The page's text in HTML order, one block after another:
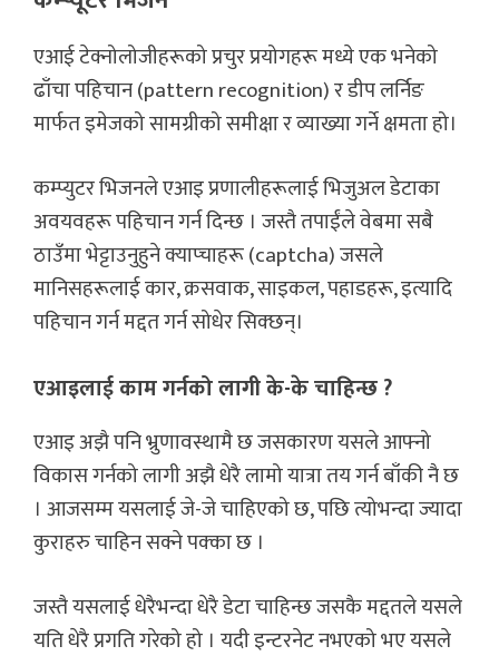
एआई टेक्नोलोजीहरूको प्रचुर प्रयोगहरू मध्ये एक भनेको
ढाँचा पहिचान (pattern recognition) र डीप लर्निङ
मार्फत इमेजको सामग्रीको समीक्षा र व्याख्या गर्ने क्षमता हो।
कम्प्युटर भिजनले एआइ प्रणालीहरूलाई भिजुअल डेटाका
अवयवहरू पहिचान गर्न दिन्छ । जस्तै तपाईंले वेबमा सबै
ठाउँमा भेट्टाउनुहुने क्याप्चाहरू (captcha) जसले
मानिसहरूलाई कार, क्रसवाक, साइकल, पहाडहरू, इत्यादि
पहिचान गर्न मद्दत गर्न सोधेर सिक्छन्।
एआइलाई काम गर्नको लागी के-के चाहिन्छ ?
एआइ अझै पनि भ्रुणावस्थामै छ जसकारण यसले आफ्नो
विकास गर्नको लागी अझै धेरै लामो यात्रा तय गर्न बाँकी नै छ
। आजसम्म यसलाई जे-जे चाहिएको छ, पछि त्योभन्दा ज्यादा
कुराहरु चाहिन सक्ने पक्का छ ।
जस्तै यसलाई धेरैभन्दा धेरै डेटा चाहिन्छ जसकै मद्दतले यसले
यति धेरै प्रगति गरेको हो । यदी इन्टरनेट नभएको भए यसले